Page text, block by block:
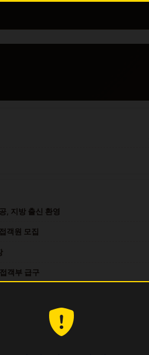
, 지방 출신 환영
객원 모집
객부 급구
은 곳에서 일하세요